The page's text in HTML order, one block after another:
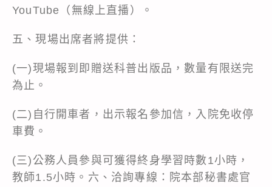
YouTube（無線上直播）。
五、現場出席者將提供：
(一)現場報到即贈送科普出版品，數量有限送完
為止。
(二)自行開車者，出示報名參加信，入院免收停
車費。
(三)公務人員參與可獲得終身學習時數1小時，
教師1.5小時。六、洽詢專線：院本部秘書處官